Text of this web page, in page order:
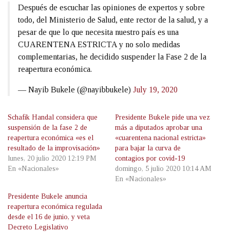
Después de escuchar las opiniones de expertos y sobre
todo, del Ministerio de Salud, ente rector de la salud, y a
pesar de que lo que necesita nuestro país es una
CUARENTENA ESTRICTA y no solo medidas
complementarias, he decidido suspender la Fase 2 de la
reapertura económica.
— Nayib Bukele (@nayibbukele) July 19, 2020
Schafik Handal considera que
suspensión de la fase 2 de
reapertura económica «es el
resultado de la improvisación»
lunes, 20 julio 2020 12:19 PM
En «Nacionales»
Presidente Bukele pide una vez
más a diputados aprobar una
«cuarentena nacional estricta»
para bajar la curva de
contagios por covid-19
domingo, 5 julio 2020 10:14 AM
En «Nacionales»
Presidente Bukele anuncia
reapertura económica regulada
desde el 16 de junio, y veta
Decreto Legislativo